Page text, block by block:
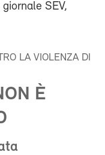
SEV,
LA VIOLENZA DI
È